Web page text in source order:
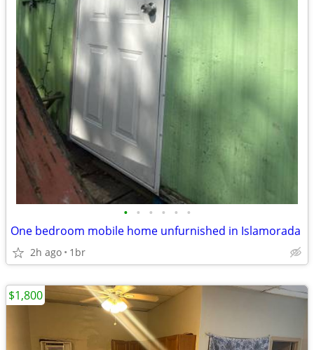
• • • • • •
One bedroom mobile home unfurnished in Islamorada
2h ago 1br
$1,800